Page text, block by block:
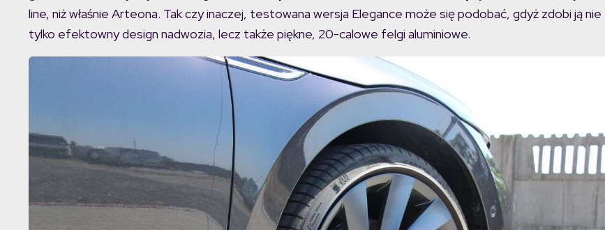
line, niż właśnie Arteona. Tak czy inaczej, testowana wersja Elegance może się podobać, gdyż zdobi ją nie
tylko efektowny design nadwozia, lecz także piękne, 20-calowe felgi aluminiowe.